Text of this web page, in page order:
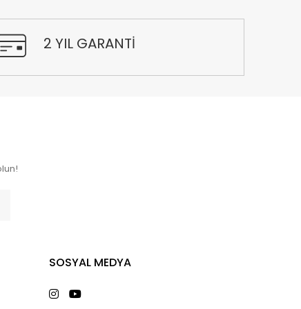
2 YIL GARANTİ
SOSYAL MEDYA